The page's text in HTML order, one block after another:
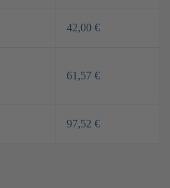
42,00 €
61,57 €
97,52 €